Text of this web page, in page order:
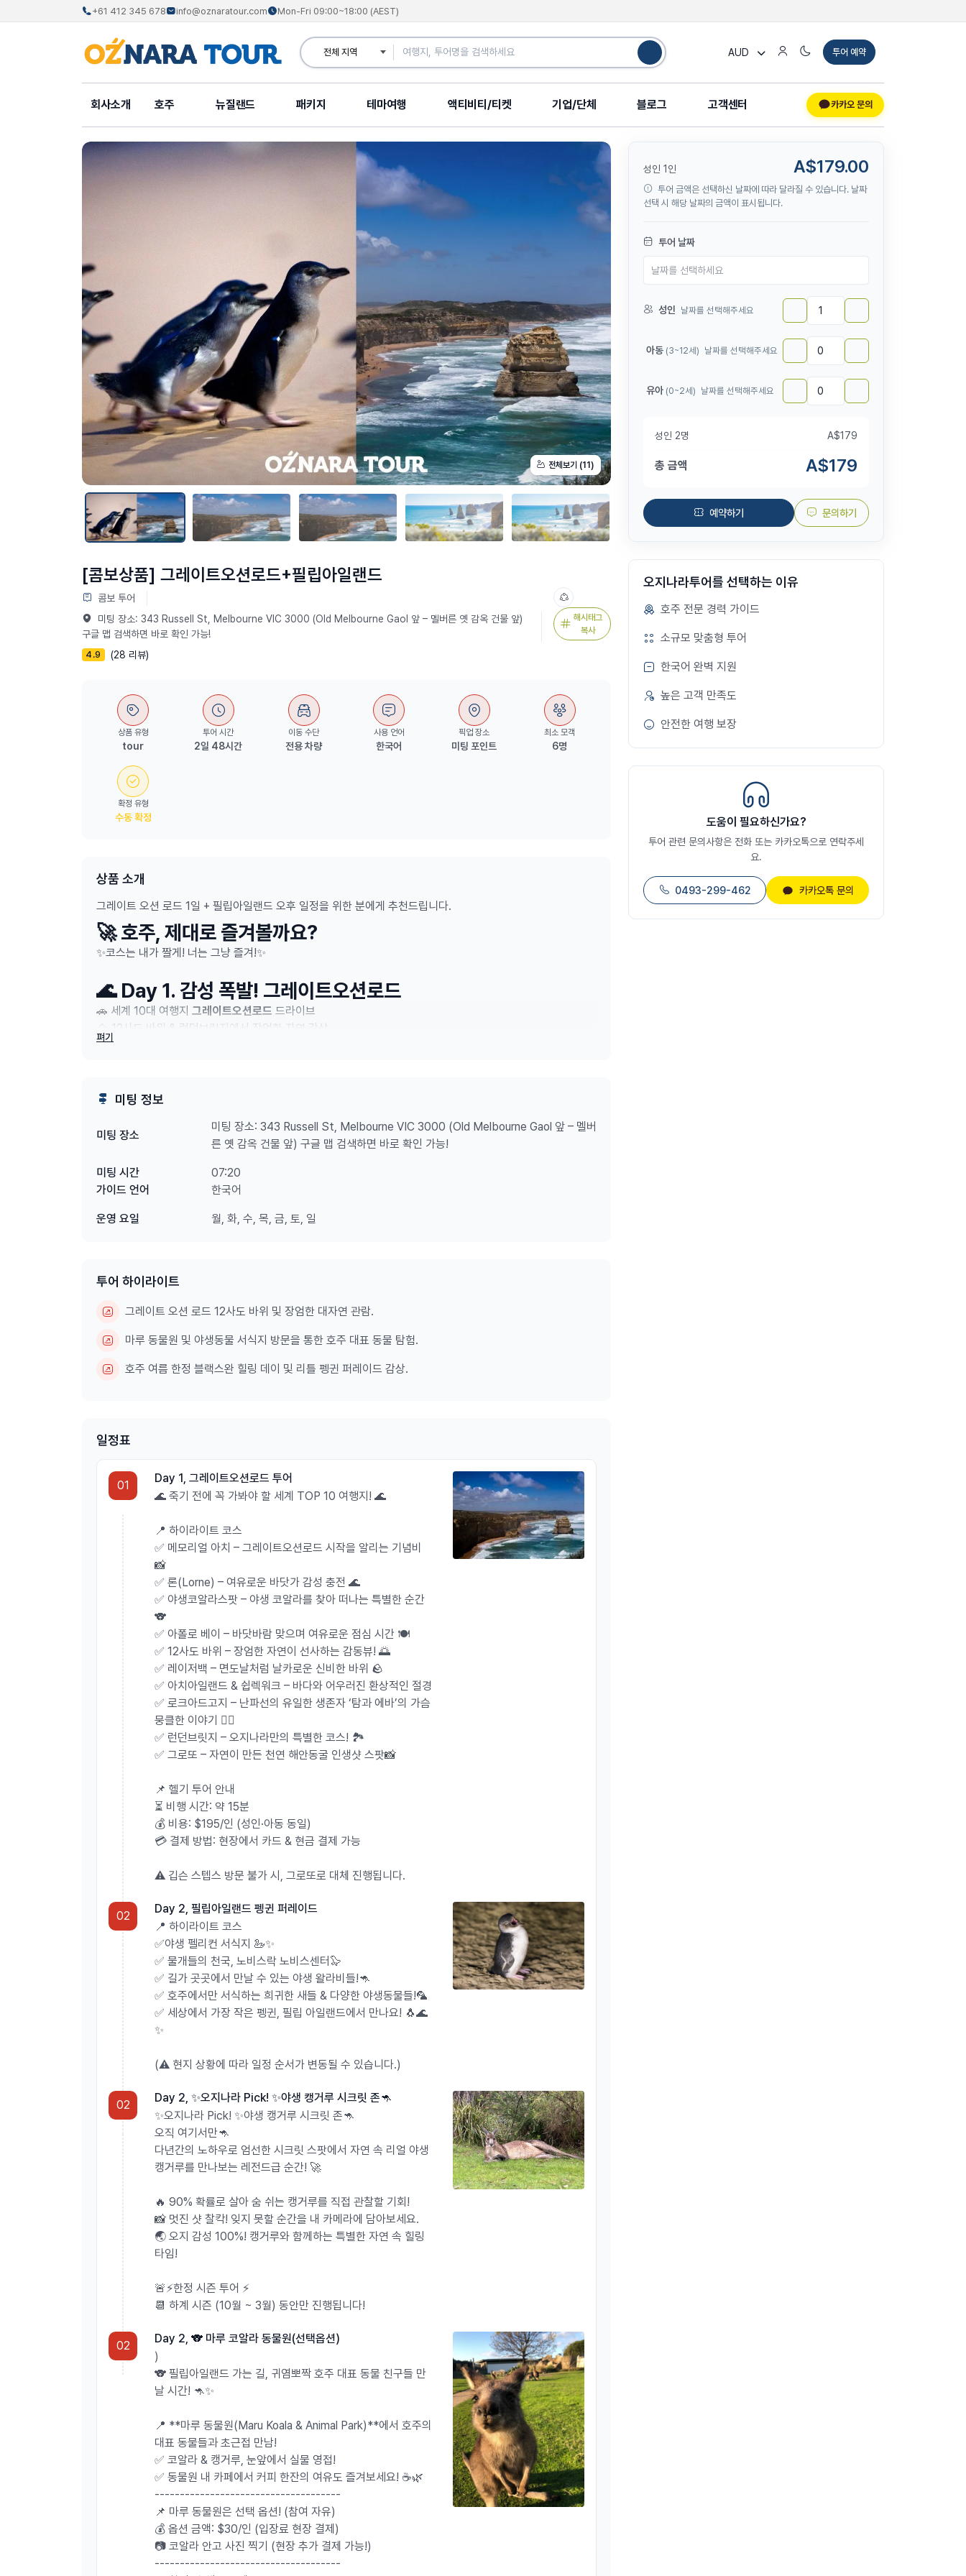
+61 412 345 678 info@oznaratour.com Mon-Fri 09:00~18:00 (AEST)
AUD 투어 예약
회사소개 호주 뉴질랜드 패키지 테마여행 액티비티/티켓 기업/단체 블로그 고객센터 카카오 문의
전체보기 (11)
[콤보상품] 그레이트오션로드+필립아일랜드
콤보 투어
미팅 장소: 343 Russell St, Melbourne VIC 3000 (Old Melbourne Gaol 앞 – 멜버른 옛 감옥 건물 앞)
구글 맵 검색하면 바로 확인 가능!
4.9 (28 리뷰)
해시태그
복사
상품 유형
tour
투어 시간
2일 48시간
이동 수단
전용 차량
사용 언어
한국어
픽업 장소
미팅 포인트
최소 모객
6명
확정 유형
수동 확정
상품 소개
그레이트 오션 로드 1일 + 필립아일랜드 오후 일정을 위한 분에게 추천드립니다.
🚀 호주, 제대로 즐겨볼까요?
✨코스는 내가 짤게! 너는 그냥 즐겨!✨
🌊 Day 1. 감성 폭발! 그레이트오션로드
🚗 세계 10대 여행지 그레이트오션로드 드라이브
⛰️ 12사도 바위 & 런던브릿지에서 장엄한 자연 감상
📸 감성 넘치는 인생샷 스팟까지!
🦘 마루 동물원
캥거루, 왈라비, 코알라등 야생동물 탐험
🦭물개섬에서 아름다운 남극바다 감상
(⚠️ 현지 상황에 따라 일정이 조정될 수 있습니다.)
🖤 특히,호주 여름 한정! 블랙스완 힐링 데이 (10~3월)
-------------------------------------------------------------
투어
둘째날 : 필립아일랜드 펭귄퍼레이드 투어(6인 이상 모객 시 상시 출발)
🌊그레이트오션로드
❄️☀️동절기&하절기 동일
🕘 오전 7:30 출발 → 오후 7:30 도착
🐧필립아일랜드 팽귄퍼레이드
❄️ 동절기 (4월 둘째 주 ~ 10월 첫 주)
오후 1:50 출발 → 오후 9시 도착
☀️ 하절기 (10월 둘째 주 ~ 4월 첫 주)
오후 2시 출발 → 오후 11시 도착
💡 매년 동절기 & 하절기 일정이 유동적으로 변경될 수 있어요!
📢 4월 & 10월 예약 고객님께는 개별 안내 드리니 걱정 마세요! 😊
-----------------------------------------------------
--------
오지나라 투어만의 차원이 다른 특장점!🌏✨
소규모 투어의 끝판왕! 벤츠 스프린터로 편안하게✨
인원 많을 땐? 넉넉한27인승 가죽 시트 중형버스로 업그레이드!
편안한 좌석에서 여유롭게 즐기는 프리미엄 투어, 지금 경험해보세요! 💨
최신 투어 버스로 편안한 여행.
장거리 여행, 아무 버스나 탈 수 없죠!
편안한 투어버스는 여행의 즐거움을 높여 드립니다.
프로페셔널한 가이드와 함께!
호주 여행 협회 인증 ‘Aussie Specialist’ 가이드 전담!
투어 경험 + 여행 지식 기본 탑재!
친절함 + 꿀잼 가이드 = “후기 맛집” 👀✨
믿고 떠나는 공식 인증 여행사
멜버른 정식 인가 여행사 – 퀄리티 보장!
Quality Tourism Framework(QTF) 인증 업체
믿고 떠나는 다양한 실속 투어! 오지나라와 함께 떠나볼까요? 🚀
🌊💙
🚨꼭 확인해주세요! 🚨
예약 시, 추가 예약 정보란에 카카오톡 ID 또는 카톡 연결 가능한 전화번호를 꼭! 꼭! 남겨주세요 :)
펴기
미팅 정보
미팅 장소
미팅 장소: 343 Russell St, Melbourne VIC 3000 (Old Melbourne Gaol 앞 – 멜버
른 옛 감옥 건물 앞) 구글 맵 검색하면 바로 확인 가능!
미팅 시간
07:20
가이드 언어
한국어
운영 요일 월, 화, 수, 목, 금, 토, 일
투어 하이라이트
그레이트 오션 로드 12사도 바위 및 장엄한 대자연 관람.
마루 동물원 및 야생동물 서식지 방문을 통한 호주 대표 동물 탐험.
호주 여름 한정 블랙스완 힐링 데이 및 리틀 펭귄 퍼레이드 감상.
일정표
01
Day 1, 그레이트오션로드 투어
🌊 죽기 전에 꼭 가봐야 할 세계 TOP 10 여행지! 🌊
📍 하이라이트 코스
✅ 메모리얼 아치 – 그레이트오션로드 시작을 알리는 기념비
📸
✅ 론(Lorne) – 여유로운 바닷가 감성 충전 🌊
✅ 야생코알라스팟 – 야생 코알라를 찾아 떠나는 특별한 순간
🐨
✅ 아폴로 베이 – 바닷바람 맞으며 여유로운 점심 시간 🍽️
✅ 12사도 바위 – 장엄한 자연이 선사하는 감동뷰! 🌅
✅ 레이저백 – 면도날처럼 날카로운 신비한 바위 🪨
✅ 아치아일랜드 & 쉽렉워크 – 바다와 어우러진 환상적인 절경
✅ 로크아드고지 – 난파선의 유일한 생존자 ‘탐과 에바’의 가슴
뭉클한 이야기 🏴‍☠️
✅ 런던브릿지 – 오지나라만의 특별한 코스! 🏞️
✅ 그로또 – 자연이 만든 천연 해안동굴 인생샷 스팟📸
📌 헬기 투어 안내
⏳ 비행 시간: 약 15분
💰 비용: $195/인 (성인·아동 동일)
💳 결제 방법: 현장에서 카드 & 현금 결제 가능
⚠️ 깁슨 스텝스 방문 불가 시, 그로또로 대체 진행됩니다.
02
Day 2, 필립아일랜드 펭귄 퍼레이드
📍 하이라이트 코스
✅야생 펠리컨 서식지 🦢✨
✅ 물개들의 천국, 노비스락 노비스센터🦭
✅ 길가 곳곳에서 만날 수 있는 야생 왈라비들!🦘
✅ 호주에서만 서식하는 희귀한 새들 & 다양한 야생동물들!🦜
✅ 세상에서 가장 작은 펭귄, 필립 아일랜드에서 만나요! 🐧🌊
✨
(⚠️ 현지 상황에 따라 일정 순서가 변동될 수 있습니다.)
02
Day 2, ✨오지나라 Pick! ✨야생 캥거루 시크릿 존🦘
✨오지나라 Pick! ✨야생 캥거루 시크릿 존🦘
오직 여기서만🦘
다년간의 노하우로 엄선한 시크릿 스팟에서 자연 속 리얼 야생
캥거루를 만나보는 레전드급 순간! 🚀
🔥 90% 확률로 살아 숨 쉬는 캥거루를 직접 관찰할 기회!
📸 멋진 샷 찰칵! 잊지 못할 순간을 내 카메라에 담아보세요.
🌏 오지 감성 100%! 캥거루와 함께하는 특별한 자연 속 힐링
타임!
🚨⚡️한정 시즌 투어 ⚡️
📆 하계 시즌 (10월 ~ 3월) 동안만 진행됩니다!
02
Day 2, 🐨 마루 코알라 동물원(선택옵션)
)
🐨 필립아일랜드 가는 길, 귀염뽀짝 호주 대표 동물 친구들 만
날 시간! 🦘✨
📍 **마루 동물원(Maru Koala & Animal Park)**에서 호주의
대표 동물들과 초근접 만남!
✅ 코알라 & 캥거루, 눈앞에서 실물 영접!
✅ 동물원 내 카페에서 커피 한잔의 여유도 즐겨보세요! ☕🌿
-------------------------------------
📌 마루 동물원은 선택 옵션! (참여 자유)
💰 옵션 금액: $30/인 (입장료 현장 결제)
📷 코알라 안고 사진 찍기 (현장 추가 결제 가능!)
-------------------------------------
성인 1인 A$179.00
투어 금액은 선택하신 날짜에 따라 달라질 수 있습니다. 날짜
선택 시 해당 날짜의 금액이 표시됩니다.
투어 날짜
성인 날짜를 선택해주세요
아동 (3~12세) 날짜를 선택해주세요
유아 (0~2세) 날짜를 선택해주세요
성인 2명 A$179
총 금액 A$179
예약하기 문의하기
오지나라투어를 선택하는 이유
호주 전문 경력 가이드
소규모 맞춤형 투어
한국어 완벽 지원
높은 고객 만족도
안전한 여행 보장
도움이 필요하신가요?
투어 관련 문의사항은 전화 또는 카카오톡으로 연락주세
요.
0493-299-462 카카오톡 문의